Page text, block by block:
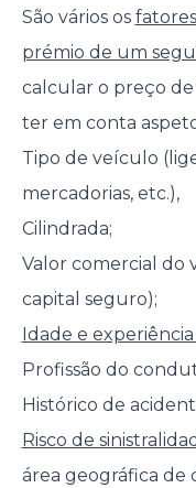
São vários os
prémio de um
calcular o preço de
ter em conta
Tipo de veículo
mercadorias, etc.),
Cilindrada;
Valor comercial do
capital seguro);
Idade e
Profissão do
Histórico de
Risco de
área geográfica de